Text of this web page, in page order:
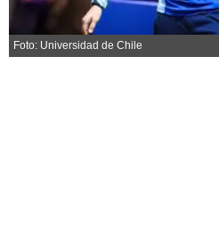
Fúnebres
Clasificados
Foto: Universidad de Chile